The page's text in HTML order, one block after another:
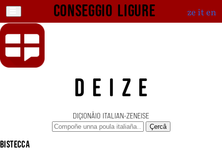
Conseggio ligure ze iten
DEIZE
DIÇIONÄIO ITALIAN-ZENEISE
Çercâ
bistecca